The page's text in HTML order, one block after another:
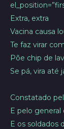
Extra, extra
Vacina causa
Te faz virar
Põe chip de
Se pá, vira até
Constatado
E pelo general
E os soldados